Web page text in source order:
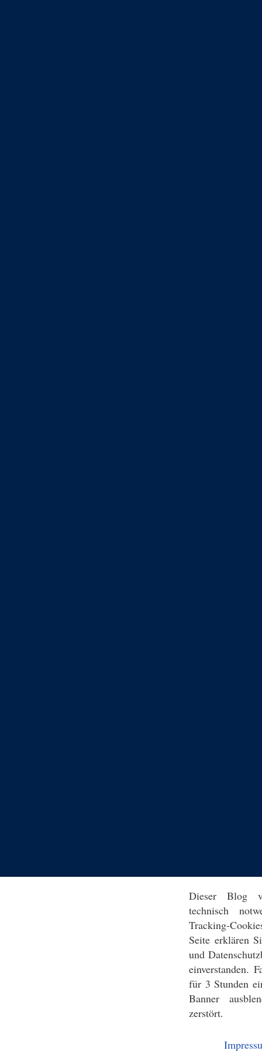
Dieser Blog
technisch
Tracking-
Seite erklären
und
einverstanden.
für 3 Stunden
Banner
zerstört.